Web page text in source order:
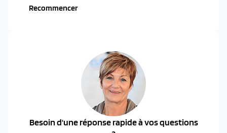
Recommencer
Besoin d'une réponse rapide à vos questions